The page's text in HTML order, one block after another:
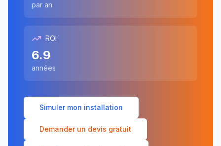
par an
ROI
6.9
années
Simuler mon installation
Demander un devis gratuit